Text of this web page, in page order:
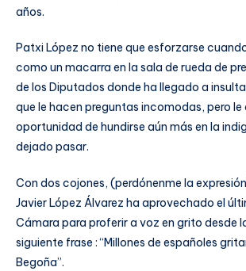
años.
Patxi López no tiene que esforzarse
como un macarra en la sala de rueda de
de los Diputados donde ha llegado a
que le hacen preguntas incomodas, pero le
oportunidad de hundirse aún más en la
dejado pasar.
Con dos cojones, (perdónenme la
Javier López Álvarez ha aprovechado el
Cámara para proferir a voz en grito desde
siguiente frase : “Millones de españoles
Begoña”.